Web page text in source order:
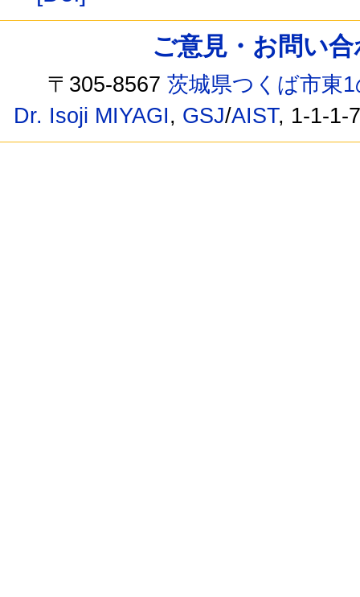
ご意見・お問い
〒305-8567茨城県つくば市東
Dr. Isoji MIYAGI, GSJ/AIST, 1-1-1-